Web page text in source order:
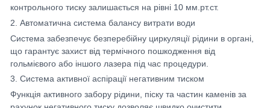
контрольного тиску залишається на рівні 10 мм.рт.ст.
2. Автоматична система балансу витрати води
Система забезпечує безперебійну циркуляції рідини в органі,
що гарантує захист від термічного пошкодження від
гольмієвого або іншого лазера під час процедури.
3. Система активної аспірації негативним тиском
Функція активного забору рідини, піску та частин каменів за